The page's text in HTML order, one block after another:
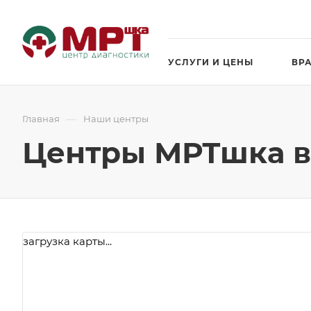
УСЛУГИ И ЦЕНЫ
Главная — Наши центры
Центры МРТшка в
загрузка карты...